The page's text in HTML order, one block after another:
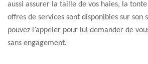
aussi assurer la taille de vos haies, la tonte
offres de services sont disponibles sur son
pouvez l’appeler pour lui demander de
sans engagement.